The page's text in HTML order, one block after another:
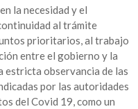
la necesidad y el
al trámite
prioritarios, al trabajo
entre el gobierno y la
estricta observancia de las
por las autoridades
del Covid 19, como un